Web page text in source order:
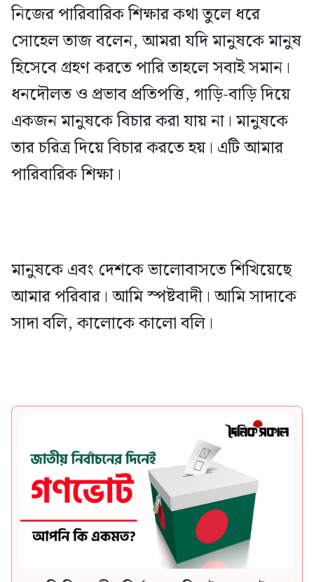
নিজের পারিবারিক শিক্ষার কথা তুলে ধরে
সোহেল তাজ বলেন, আমরা যদি মানুষকে মানুষ
হিসেবে গ্রহণ করতে পারি তাহলে সবাই সমান।
ধনদৌলত ও প্রভাব প্রতিপত্তি, গাড়ি-বাড়ি দিয়ে
একজন মানুষকে বিচার করা যায় না। মানুষকে
তার চরিত্র দিয়ে বিচার করতে হয়। এটি আমার
পারিবারিক শিক্ষা।
মানুষকে এবং দেশকে ভালোবাসতে শিখিয়েছে
আমার পরিবার। আমি স্পষ্টবাদী। আমি সাদাকে
সাদা বলি, কালোকে কালো বলি।